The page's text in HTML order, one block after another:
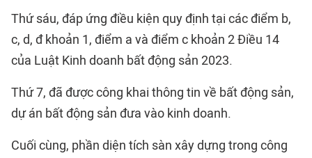
Thứ sáu, đáp ứng điều kiện quy định tại các điểm b,
c, d, đ khoản 1, điểm a và điểm c khoản 2 Điều 14
của Luật Kinh doanh bất động sản 2023.
Thứ 7, đã được công khai thông tin về bất động sản,
dự án bất động sản đưa vào kinh doanh.
Cuối cùng, phần diện tích sàn xây dựng trong công